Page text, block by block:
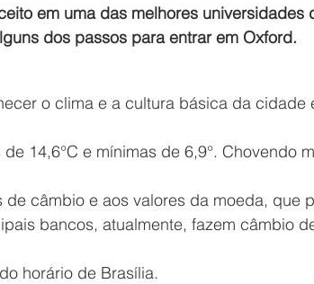
em uma das melhores universidades
dos passos para entrar em Oxford.
14,6°C e mínimas de 6,9°. Chovendo
de câmbio e aos valores da moeda, que
bancos, atualmente, fazem câmbio
horário de Brasília.